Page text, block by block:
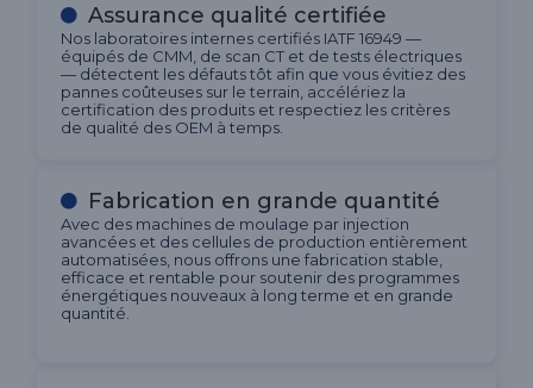
Assurance qualité certifiée
Nos laboratoires internes certifiés IATF 16949 —
équipés de CMM, de scan CT et de tests électriques
— détectent les défauts tôt afin que vous évitiez des
pannes coûteuses sur le terrain, accélériez la
certification des produits et respectiez les critères
de qualité des OEM à temps.
Fabrication en grande quantité
Avec des machines de moulage par injection
avancées et des cellules de production entièrement
automatisées, nous offrons une fabrication stable,
efficace et rentable pour soutenir des programmes
énergétiques nouveaux à long terme et en grande
quantité.